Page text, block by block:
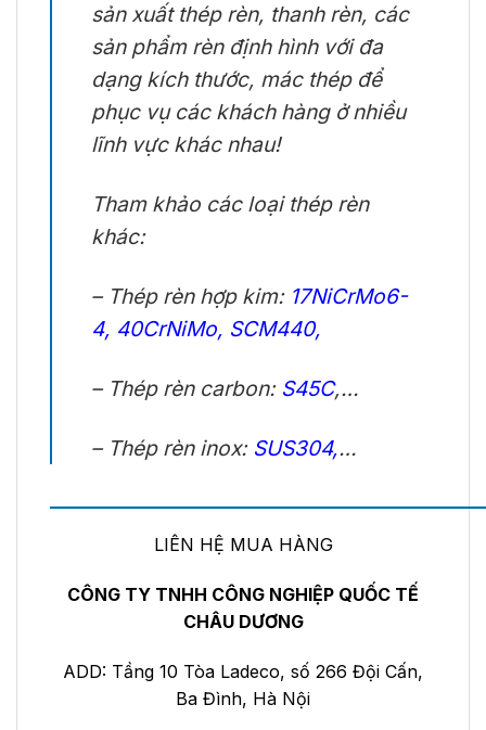
sản xuất thép rèn, thanh rèn, các
sản phẩm rèn định hình với đa
dạng kích thước, mác thép để
phục vụ các khách hàng ở nhiều
lĩnh vực khác nhau!
Tham khảo các loại thép rèn
khác:
– Thép rèn hợp kim: 17NiCrMo6-
4, 40CrNiMo, SCM440,
– Thép rèn carbon: S45C,…
– Thép rèn inox: SUS304,…
LIÊN HỆ MUA HÀNG
CÔNG TY TNHH CÔNG NGHIỆP QUỐC TẾ
CHÂU DƯƠNG
ADD: Tầng 10 Tòa Ladeco, số 266 Đội Cấn,
Ba Đình, Hà Nội